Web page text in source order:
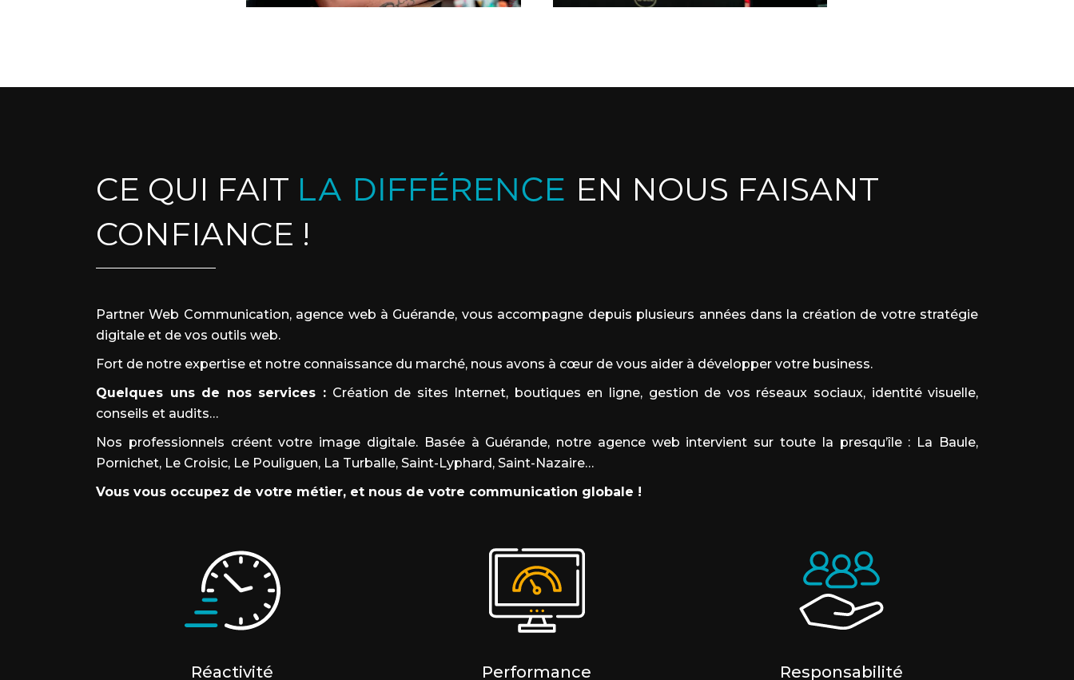
CE QUI FAIT LA DIFFÉRENCE EN NOUS FAISANT
CONFIANCE !
Partner Web Communication, agence web à Guérande, vous accompagne depuis plusieurs années dans la création de votre stratégie
digitale et de vos outils web.
Fort de notre expertise et notre connaissance du marché, nous avons à cœur de vous aider à développer votre business.
Quelques uns de nos services : Création de sites Internet, boutiques en ligne, gestion de vos réseaux sociaux, identité visuelle,
conseils et audits…
Nos professionnels créent votre image digitale. Basée à Guérande, notre agence web intervient sur toute la presqu’île : La Baule,
Pornichet, Le Croisic, Le Pouliguen, La Turballe, Saint-Lyphard, Saint-Nazaire…
Vous vous occupez de votre métier, et nous de votre communication globale !
Réactivité Performance Responsabilité